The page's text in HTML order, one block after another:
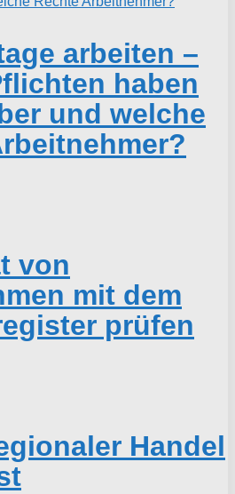
arbeiten –
haben
und welche
von
mit dem
prüfen
Handel